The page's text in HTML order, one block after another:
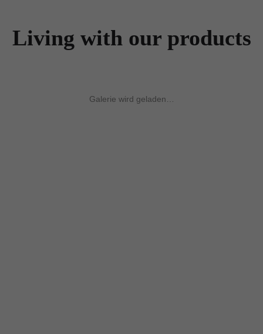
Living with our products
Galerie wird geladen…